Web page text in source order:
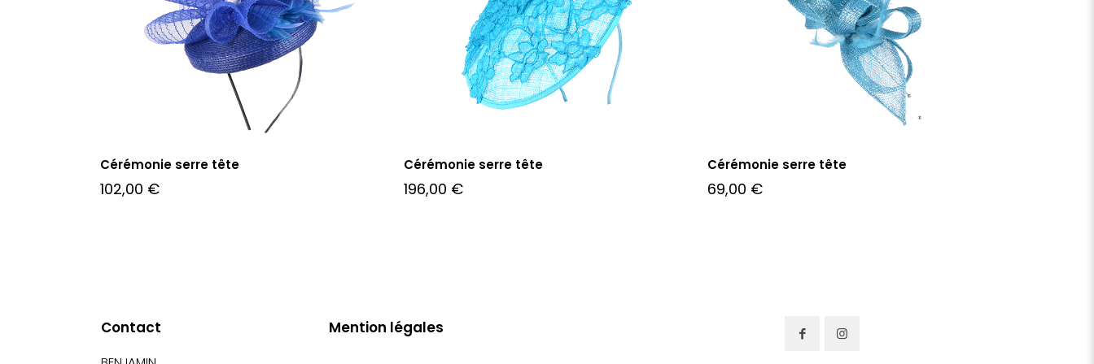
Cérémonie serre tête
102,00 €
Cérémonie serre tête
196,00 €
Cérémonie serre tête
69,00 €
Contact Mention légales